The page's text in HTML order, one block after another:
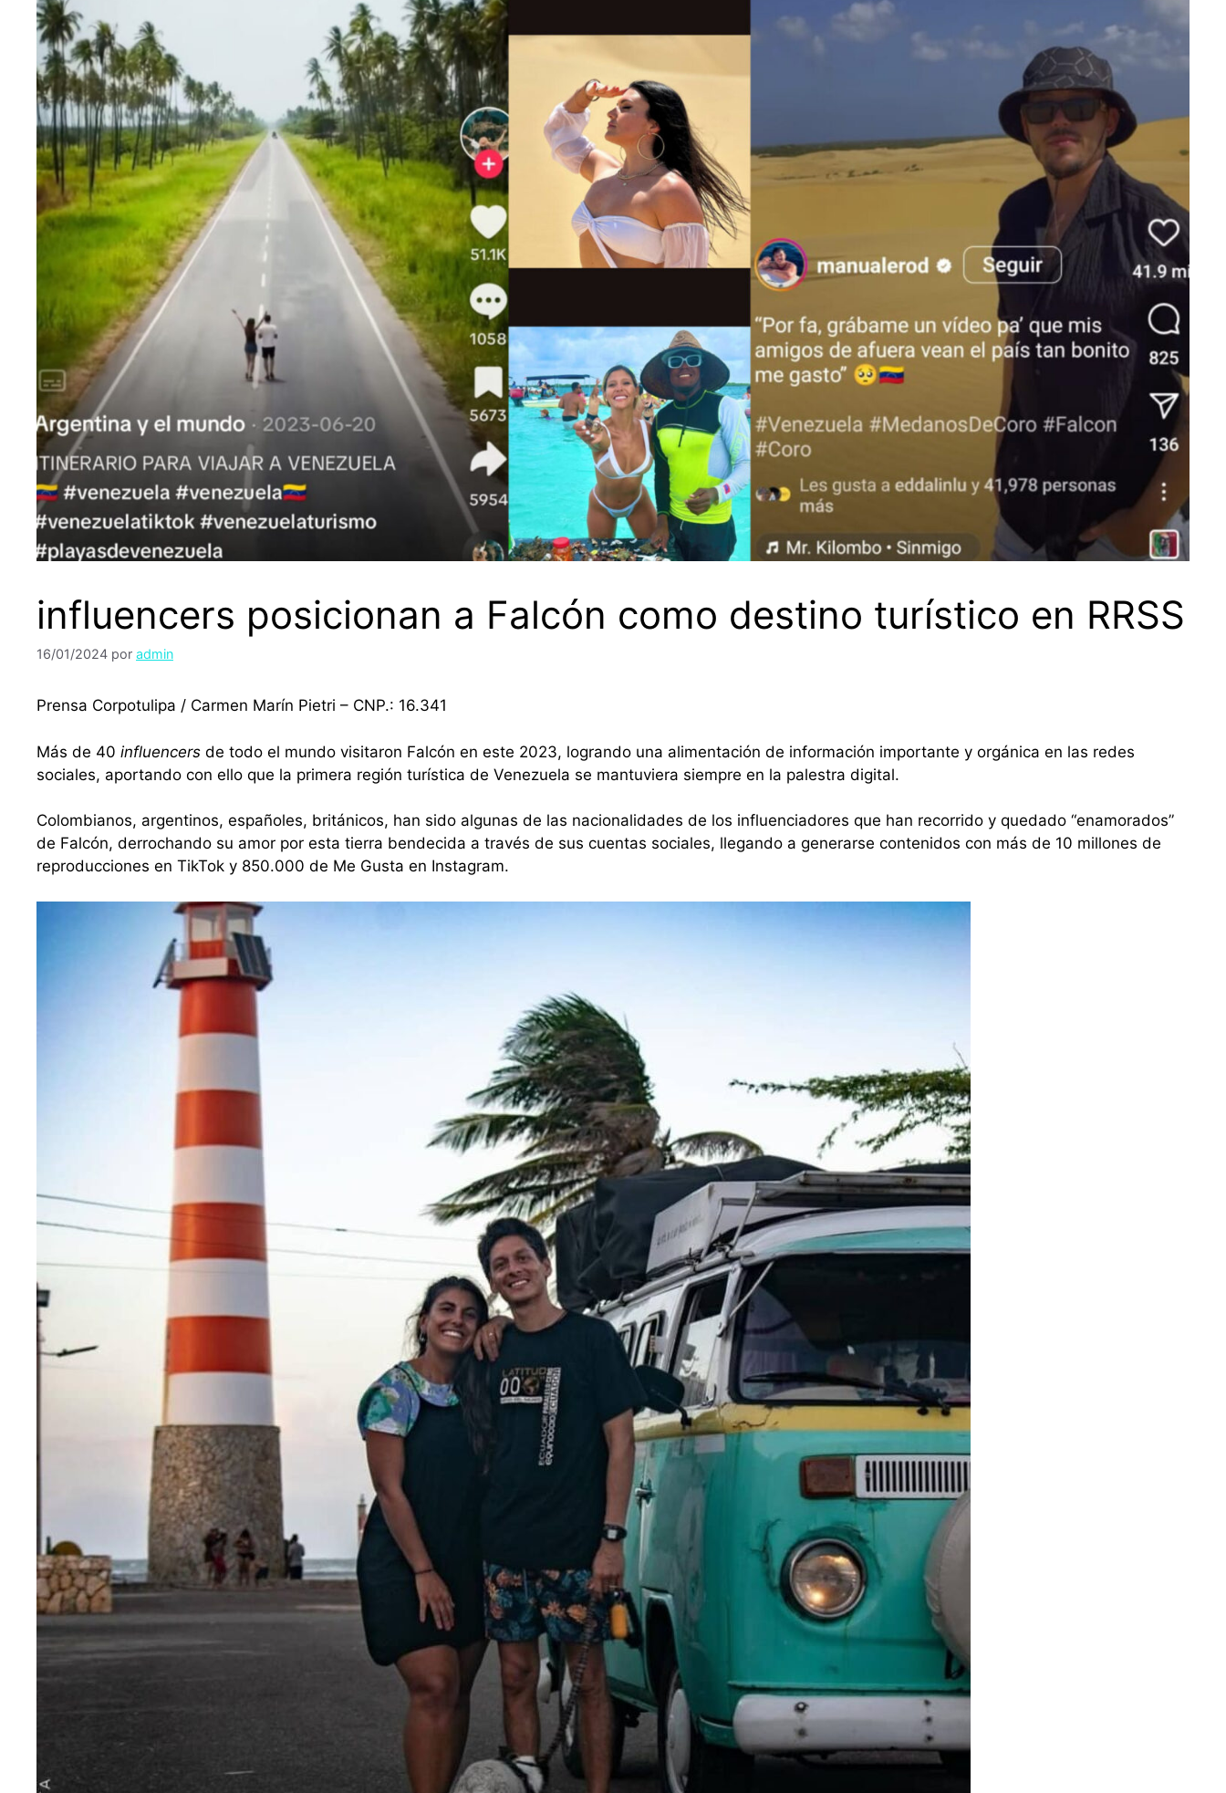
influencers posicionan a Falcón como destino turístico en RRSS
16/01/2024 por admin
Prensa Corpotulipa / Carmen Marín Pietri – CNP.: 16.341
Más de 40 influencers de todo el mundo visitaron Falcón en este 2023, logrando una alimentación de información importante y orgánica en las redes
sociales, aportando con ello que la primera región turística de Venezuela se mantuviera siempre en la palestra digital.
Colombianos, argentinos, españoles, británicos, han sido algunas de las nacionalidades de los influenciadores que han recorrido y quedado “enamorados”
de Falcón, derrochando su amor por esta tierra bendecida a través de sus cuentas sociales, llegando a generarse contenidos con más de 10 millones de
reproducciones en TikTok y 850.000 de Me Gusta en Instagram.